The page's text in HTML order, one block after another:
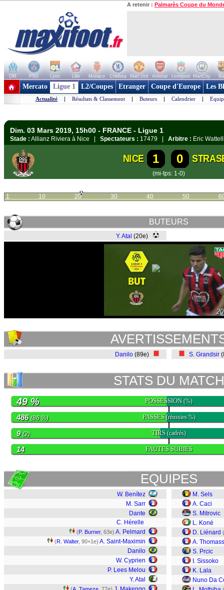
A retenir : Palmarès Coupe du
OM PSG Lyon Lille Monaco Chelsea Man Utd Arsenal Liverpool ManCity
+ de clubs
Mercato Ligue 1 L2/Coupes Etranger Coupe d'Europe Les
Actualité | Résultats & Classement | Buteurs | Calendrier |
Dim. 03 Mars 2019, 15h00 - FRANCE - Ligue 1
Stade : Allianz Riviera à Nice | Spectateurs : 17479 | Arbitre : Eric
NICE 1 0
(mi-tps: 1-0)
1 10 20 30 40 50
BUTEURS
Y. Atal (20e)
20'
Danilo (89e) S. Grandsir
STATS DU MATCH
POSSESSION(%)
49 %
PASSES(réussies %)
486(86 %)
TIRS(cadrés)
9(2)
FAUTES SUBIES
14
EQUIPES
W. Benítez
M. Sarr
Dante
C. Hérelle
(P. Burner, 63e) A. Pelmard
(R. Walter, 90+1e) A. Saint-Maximin
Danilo
W. Cyprien
P. Lees Melou
Y. Atal
M. Sels
A. Caci
S. Mitrovic
L. Koné
D. Liénard (
A.
S. Prcic
I. Sissoko
K. Lala
Nuno Da